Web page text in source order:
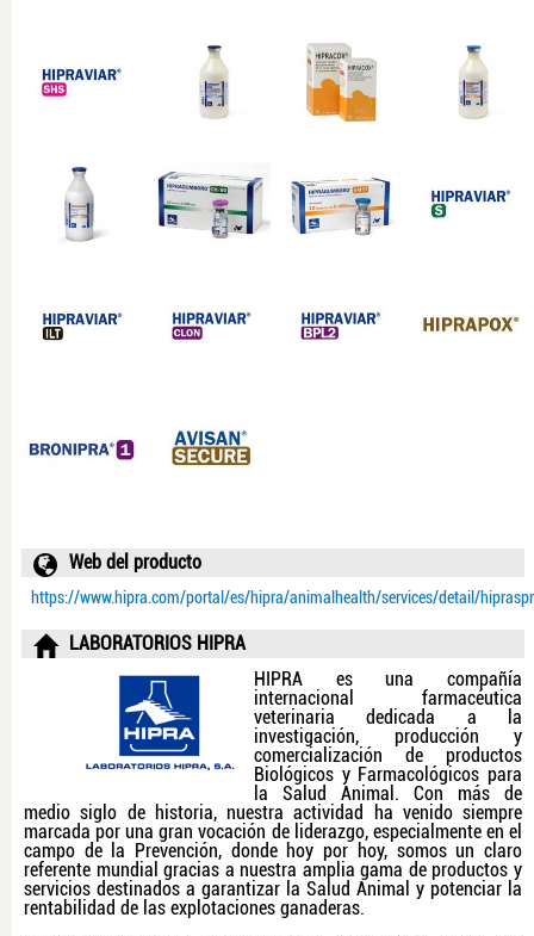
Web del producto
https://www.hipra.com/portal/es/hipra/animalhealth/services/detail/
LABORATORIOS HIPRA
HIPRA es una compañía
internacional farmacéutica
veterinaria dedicada a la
investigación, producción y
comercialización de productos
Biológicos y Farmacológicos para
la Salud Animal. Con más de
medio siglo de historia, nuestra actividad ha venido siempre
marcada por una gran vocación de liderazgo, especialmente en el
campo de la Prevención, donde hoy por hoy, somos un claro
referente mundial gracias a nuestra amplia gama de productos y
servicios destinados a garantizar la Salud Animal y potenciar la
rentabilidad de las explotaciones ganaderas.